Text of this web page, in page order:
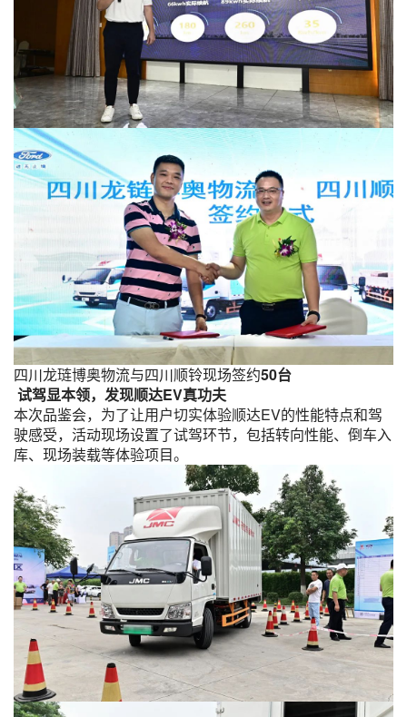
四川龙琏博奥物流与四川顺铃现场签约50台
试驾显本领，发现顺达EV真功夫
本次品鉴会，为了让用户切实体验顺达EV的性能特点和驾
驶感受，活动现场设置了试驾环节，包括转向性能、倒车入
库、现场装载等体验项目。